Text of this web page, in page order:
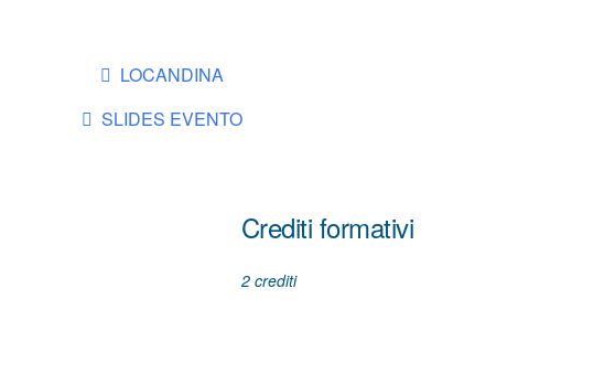
LOCANDINA
SLIDES EVENTO
Crediti formativi
2 crediti